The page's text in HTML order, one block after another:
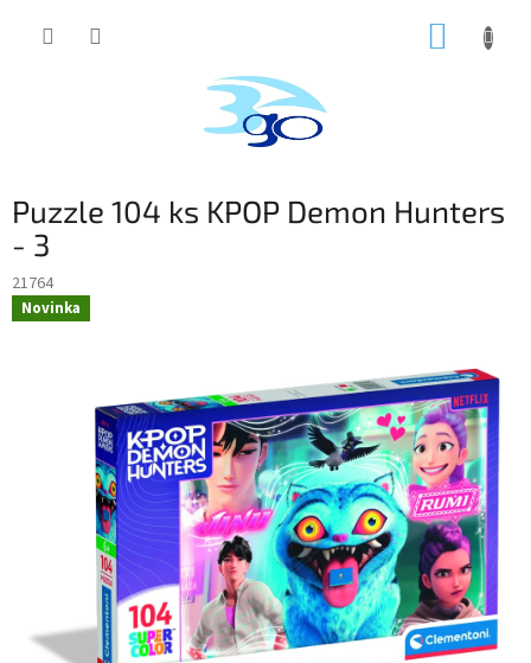
Puzzle 104 ks KPOP Demon Hunters
- 3
21764
Novinka